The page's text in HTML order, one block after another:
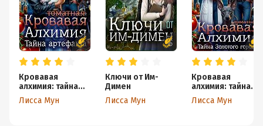
Кровавая
алхимия: тайна
артефакта
Лисса Мун
Ключи от Им-
Димен
Лисса Мун
Кровавая
алхимия: тайна
Золотого города
Лисса Мун